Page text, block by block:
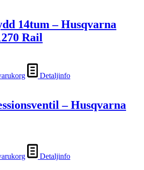
14tum – Husqvarna
Rail
Detaljinfo
– Husqvarna
Detaljinfo